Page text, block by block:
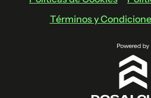
Términos y